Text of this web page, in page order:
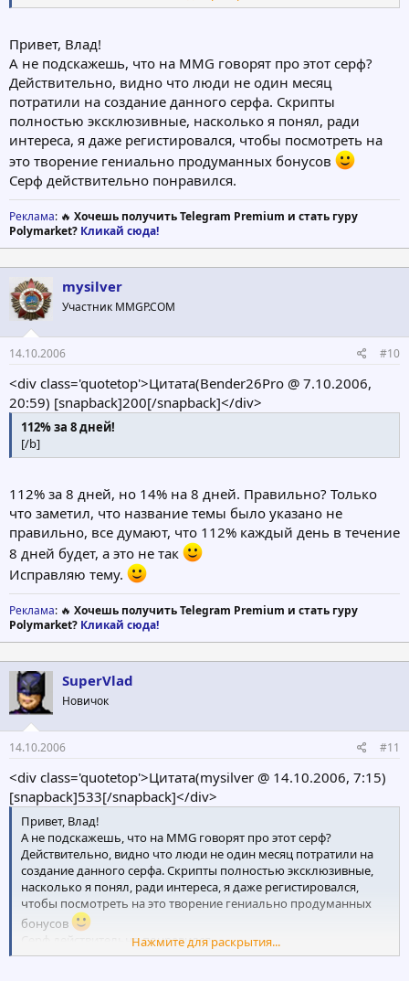
[/b]
Привет, Влад!
А не подскажешь, что на MMG говорят про этот серф?
Действительно, видно что люди не один месяц
потратили на создание данного серфа. Скрипты
полностью эксклюзивные, насколько я понял, ради
интереса, я даже регистировался, чтобы посмотреть на
это творение гениально продуманных бонусов
Серф действительно понравился.
Реклама: 🔥 Хочешь получить Telegram Premium и стать гуру
Polymarket? Кликай сюда!
mysilver
Участник MMGP.COM
14.10.2006 #10
<div class='quotetop'>Цитата(Bender26Pro @ 7.10.2006,
20:59) [snapback]200[/snapback]</div>
112% за 8 дней!
[/b]
112% за 8 дней, но 14% на 8 дней. Правильно? Только
что заметил, что название темы было указано не
правильно, все думают, что 112% каждый день в течение
8 дней будет, а это не так
Исправляю тему.
Реклама: 🔥 Хочешь получить Telegram Premium и стать гуру
Polymarket? Кликай сюда!
SuperVlad
Новичок
14.10.2006 #11
<div class='quotetop'>Цитата(mysilver @ 14.10.2006, 7:15)
[snapback]533[/snapback]</div>
Привет, Влад!
А не подскажешь, что на MMG говорят про этот серф?
Действительно, видно что люди не один месяц потратили на
создание данного серфа. Скрипты полностью эксклюзивные,
насколько я понял, ради интереса, я даже регистировался,
чтобы посмотреть на это творение гениально продуманных
бонусов
Серф действительно понравился.
[/b]
Нажмите для раскрытия...